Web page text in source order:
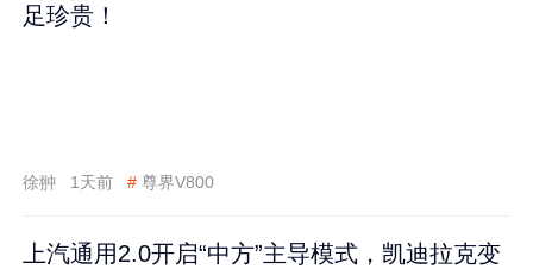
足珍贵！
徐翀 1天前 # 尊界V800
上汽通用2.0开启“中方”主导模式，凯迪拉克变